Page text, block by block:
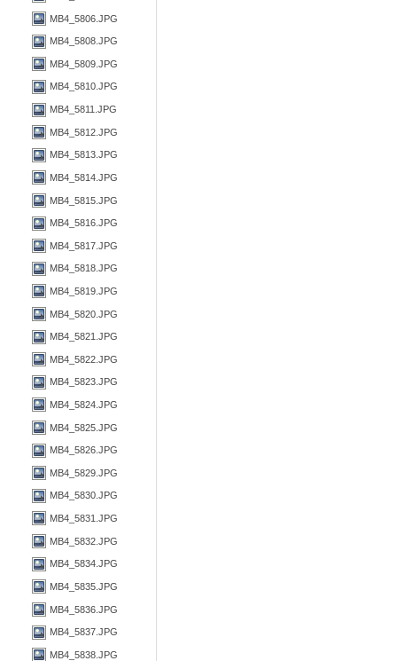
MB4_5806.JPG
MB4_5808.JPG
MB4_5809.JPG
MB4_5810.JPG
MB4_5811.JPG
MB4_5812.JPG
MB4_5813.JPG
MB4_5814.JPG
MB4_5815.JPG
MB4_5816.JPG
MB4_5817.JPG
MB4_5818.JPG
MB4_5819.JPG
MB4_5820.JPG
MB4_5821.JPG
MB4_5822.JPG
MB4_5823.JPG
MB4_5824.JPG
MB4_5825.JPG
MB4_5826.JPG
MB4_5829.JPG
MB4_5830.JPG
MB4_5831.JPG
MB4_5832.JPG
MB4_5834.JPG
MB4_5835.JPG
MB4_5836.JPG
MB4_5837.JPG
MB4_5838.JPG